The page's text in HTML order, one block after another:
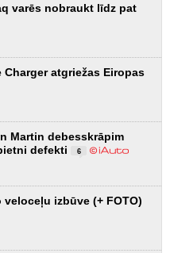
varēs nobraukt līdz pat
Charger atgriežas Eiropas
Martin debesskrāpim
defekti
6
izbūve (+ FOTO)